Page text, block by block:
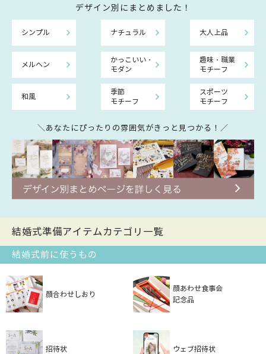
デザイン別にまとめました！
シンプル ナチュラル 大人上品
メルヘン
かっこいい・
モダン
趣味・職業
モチーフ
和風
季節
モチーフ
スポーツ
モチーフ
＼あなたにぴったりの雰囲気がきっと見つかる！／
結婚式準備アイテムカテゴリ一覧
結婚式前に使うもの
顔合わせしおり
顔あわせ食事会
記念品
招待状 ウェブ招待状